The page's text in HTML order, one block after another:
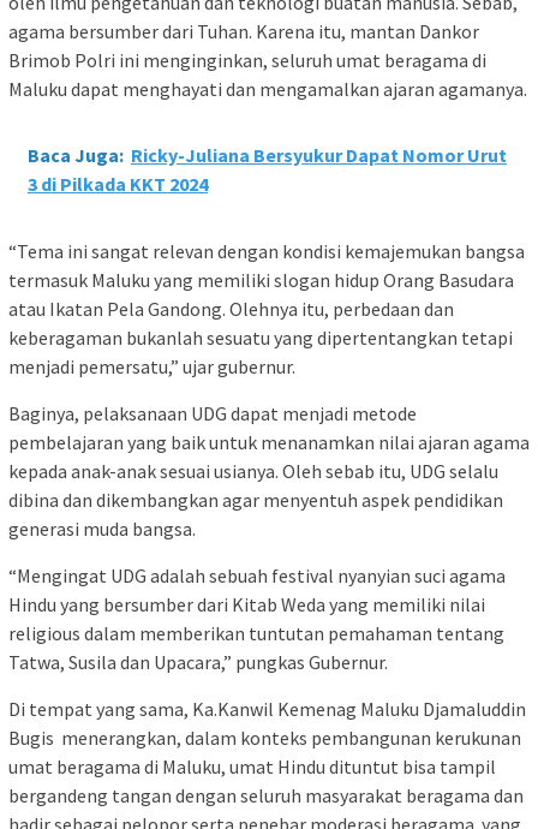
agama bersumber dari Tuhan. Karena itu, mantan Dankor
Brimob Polri ini menginginkan, seluruh umat beragama di
Maluku dapat menghayati dan mengamalkan ajaran agamanya.
Baca Juga: Ricky-Juliana Bersyukur Dapat Nomor Urut
3 di Pilkada KKT 2024
“Tema ini sangat relevan dengan kondisi kemajemukan bangsa
termasuk Maluku yang memiliki slogan hidup Orang Basudara
atau Ikatan Pela Gandong. Olehnya itu, perbedaan dan
keberagaman bukanlah sesuatu yang dipertentangkan tetapi
menjadi pemersatu,” ujar gubernur.
Baginya, pelaksanaan UDG dapat menjadi metode
pembelajaran yang baik untuk menanamkan nilai ajaran agama
kepada anak-anak sesuai usianya. Oleh sebab itu, UDG selalu
dibina dan dikembangkan agar menyentuh aspek pendidikan
generasi muda bangsa.
“Mengingat UDG adalah sebuah festival nyanyian suci agama
Hindu yang bersumber dari Kitab Weda yang memiliki nilai
religious dalam memberikan tuntutan pemahaman tentang
Tatwa, Susila dan Upacara,” pungkas Gubernur.
Di tempat yang sama, Ka.Kanwil Kemenag Maluku Djamaluddin
Bugis menerangkan, dalam konteks pembangunan kerukunan
umat beragama di Maluku, umat Hindu dituntut bisa tampil
bergandeng tangan dengan seluruh masyarakat beragama dan
hadir sebagai pelopor serta penebar moderasi beragama yang